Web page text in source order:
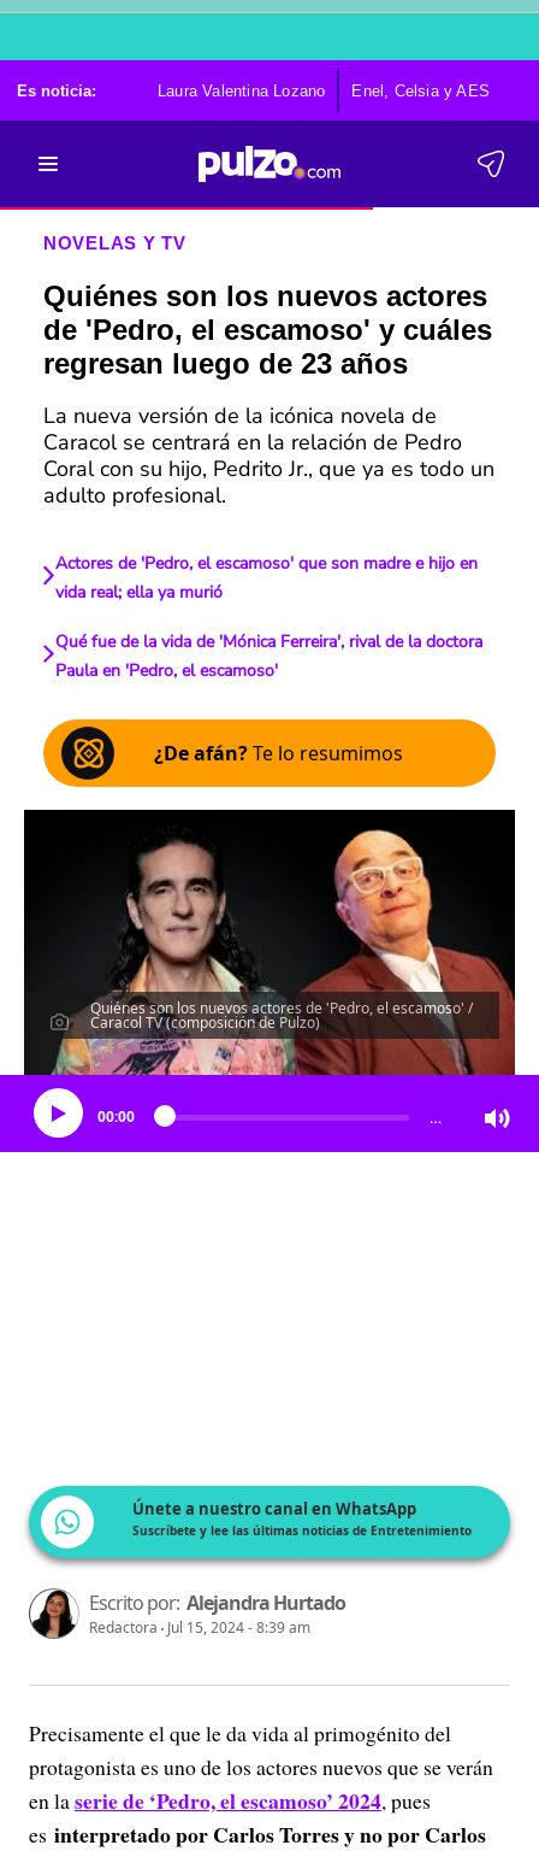
Es noticia: Laura Valentina Lozano Enel, Celsia y AES
NOVELAS Y TV
Quiénes son los nuevos actores
de 'Pedro, el escamoso' y cuáles
regresan luego de 23 años
La nueva versión de la icónica novela de
Caracol se centrará en la relación de Pedro
Coral con su hijo, Pedrito Jr., que ya es todo un
adulto profesional.
Actores de 'Pedro, el escamoso' que son madre e hijo en
vida real; ella ya murió
Qué fue de la vida de 'Mónica Ferreira', rival de la doctora
Paula en 'Pedro, el escamoso'
¿De afán?Te lo resumimos
Quiénes son los nuevos actores de 'Pedro, el escamoso' /
Caracol TV (composición de Pulzo)
Escucha el artículo
00:00 …
Únete a nuestro canal en WhatsApp
Suscríbete y lee las últimas noticias de Entretenimiento
Escrito por: Alejandra Hurtado
Redactora Jul 15, 2024 - 8:39 am
Precisamente el que le da vida al primogénito del
protagonista es uno de los actores nuevos que se verán
en laserie de ‘Pedro, el escamoso’ 2024, pues
es interpretado por Carlos Torres y no por Carlos